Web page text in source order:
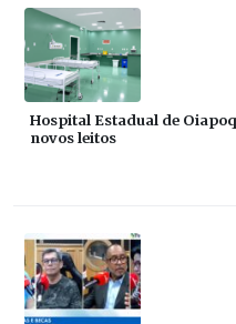
Hospital Estadual de
novos leitos